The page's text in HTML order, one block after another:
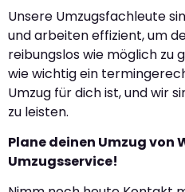
Unsere Umzugsfachleute
und arbeiten effizient, um
reibungslos wie möglich zu
wie wichtig ein
Umzug für dich ist, und wir
zu leisten.
Plane deinen Umzug von
Umzugsservice!